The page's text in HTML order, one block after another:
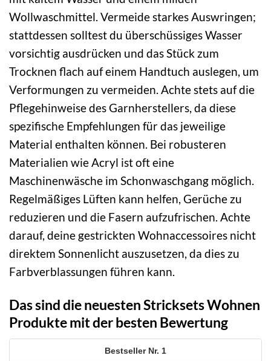
Wollwaschmittel. Vermeide starkes Auswringen;
stattdessen solltest du überschüssiges Wasser
vorsichtig ausdrücken und das Stück zum
Trocknen flach auf einem Handtuch auslegen, um
Verformungen zu vermeiden. Achte stets auf die
Pflegehinweise des Garnherstellers, da diese
spezifische Empfehlungen für das jeweilige
Material enthalten können. Bei robusteren
Materialien wie Acryl ist oft eine
Maschinenwäsche im Schonwaschgang möglich.
Regelmäßiges Lüften kann helfen, Gerüche zu
reduzieren und die Fasern aufzufrischen. Achte
darauf, deine gestrickten Wohnaccessoires nicht
direktem Sonnenlicht auszusetzen, da dies zu
Farbverblassungen führen kann.
Das sind die neuesten Stricksets Wohnen
Produkte mit der besten Bewertung
1